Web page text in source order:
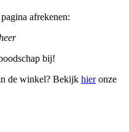
afrekenen:
bij!
de winkel? Bekijk hieronze